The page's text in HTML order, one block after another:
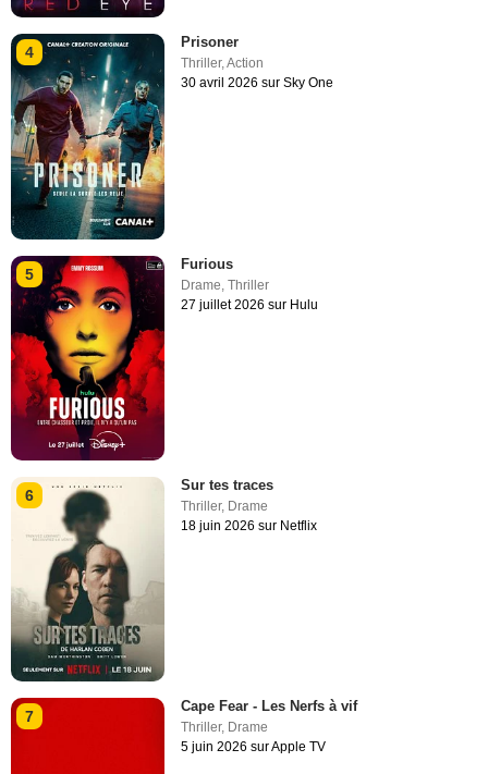
4
Prisoner
Thriller,Action
30 avril 2026 sur Sky One
5
Furious
Drame ,Thriller
27 juillet 2026 sur Hulu
6
Sur tes traces
Thriller, Drame
18 juin 2026 sur Netflix
7
Cape Fear - Les Nerfs à vif
Thriller, Drame
5 juin 2026 sur Apple TV